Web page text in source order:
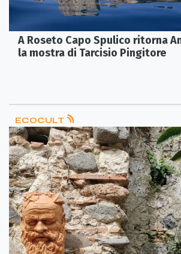
A Roseto Capo Spulico ritorna
la mostra di Tarcisio Pingitore
ECOCULT